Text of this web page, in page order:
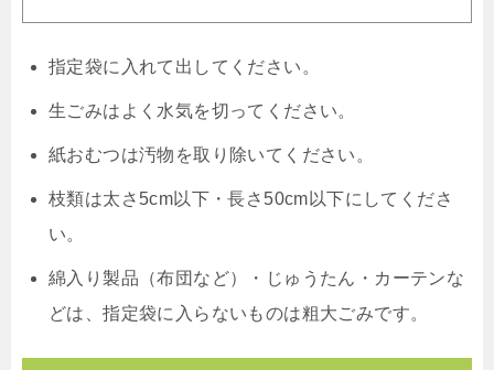
指定袋に入れて出してください。
生ごみはよく水気を切ってください。
紙おむつは汚物を取り除いてください。
枝類は太さ5cm以下・長さ50cm以下にしてくださ
い。
綿入り製品（布団など）・じゅうたん・カーテンな
どは、指定袋に入らないものは粗大ごみです。